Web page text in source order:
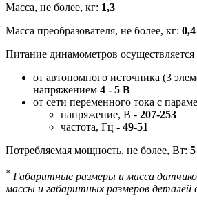
Масса, не более, кг: 1,3
Масса преобразователя, не более, кг: 0,4
Питание динамометров осуществляется
от автономного источника (3
напряжением 4 - 5 В
от сети переменного тока с
напряжение, В - 207-253
частота, Гц - 49-51
Потребляемая мощность, не более, Вт: 5
* Габаритные размеры и масса
массы и габаритных размеров деталей